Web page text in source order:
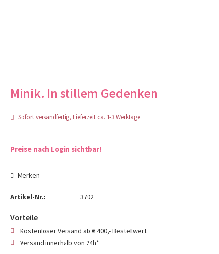
Minik. In stillem Gedenken
Sofort versandfertig, Lieferzeit ca. 1-3 Werktage
Preise nach Login sichtbar!
Merken
Artikel-Nr.: 3702
Vorteile
Kostenloser Versand ab € 400,- Bestellwert
Versand innerhalb von 24h*